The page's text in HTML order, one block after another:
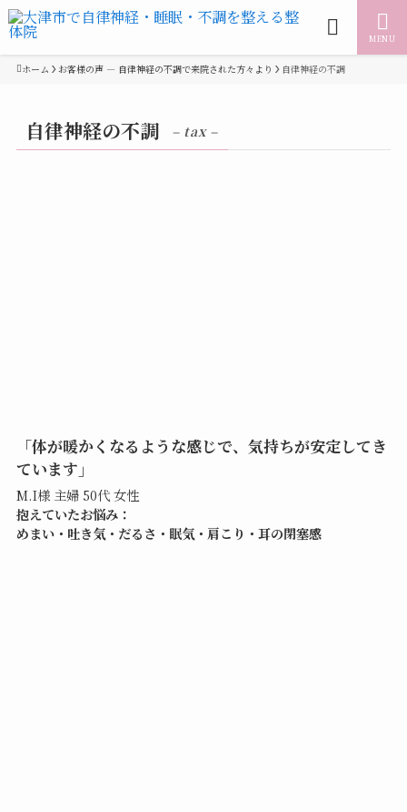
MENU
ホーム お客様の声 — 自律神経の不調で来院された方々より 自律神経の不調
自律神経の不調 – tax –
「体が暖かくなるような感じで、気持ちが安定してき
ています」
M.I様 主婦 50代 女性
抱えていたお悩み：
めまい・吐き気・だるさ・眠気・肩こり・耳の閉塞感